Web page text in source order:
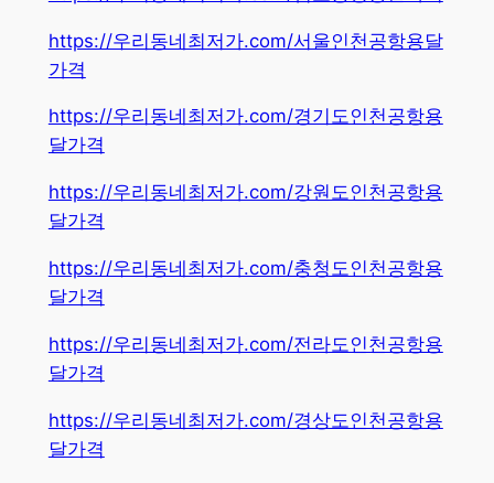
https://우리동네최저가.com/서울인천공항용달
가격
https://우리동네최저가.com/경기도인천공항용
달가격
https://우리동네최저가.com/강원도인천공항용
달가격
https://우리동네최저가.com/충청도인천공항용
달가격
https://우리동네최저가.com/전라도인천공항용
달가격
https://우리동네최저가.com/경상도인천공항용
달가격